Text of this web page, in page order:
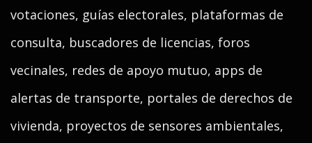
votaciones, guías electorales, plataformas de
consulta, buscadores de licencias, foros
vecinales, redes de apoyo mutuo, apps de
alertas de transporte, portales de derechos de
vivienda, proyectos de sensores ambientales,